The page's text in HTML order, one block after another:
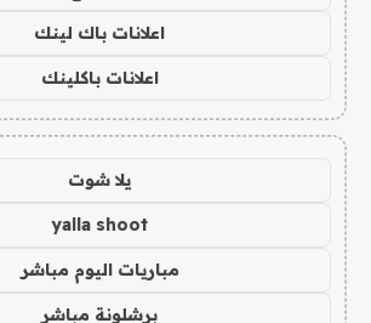
اعلانات باك لينك
اعلانات باكلينك
يلا شوت
yalla shoot
مباريات اليوم مباشر
برشلونة مباشر